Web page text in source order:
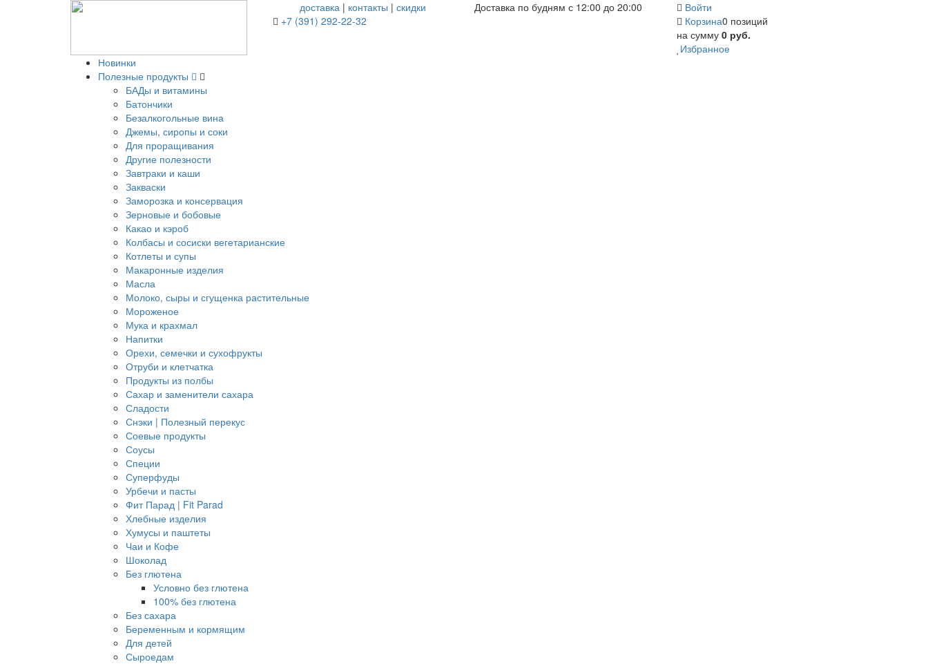
доставка | контакты |скидки
+7 (391) 292-22-32
Доставка по будням с 12:00 до 20:00
Войти
Корзина0 позиций
на сумму 0 руб.
Избранное
Новинки
Полезные продукты
БАДы и витамины
Батончики
Безалкогольные вина
Джемы, сиропы и соки
Для проращивания
Другие полезности
Завтраки и каши
Закваски
Заморозка и консервация
Зерновые и бобовые
Какао и кэроб
Колбасы и сосиски вегетарианские
Котлеты и супы
Макаронные изделия
Масла
Молоко, сыры и сгущенка растительные
Мороженое
Мука и крахмал
Напитки
Орехи, семечки и сухофрукты
Отруби и клетчатка
Продукты из полбы
Сахар и заменители сахара
Сладости
Снэки | Полезный перекус
Соевые продукты
Соусы
Специи
Суперфуды
Урбечи и пасты
Фит Парад | Fit Parad
Хлебные изделия
Хумусы и паштеты
Чаи и Кофе
Шоколад
Без глютена
Условно без глютена
100% без глютена
Без сахара
Беременным и кормящим
Для детей
Сыроедам